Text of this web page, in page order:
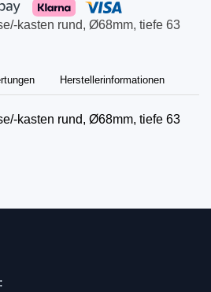
kasten rund, Ø68mm, tiefe 63
Herstellerinformationen
kasten rund, Ø68mm, tiefe 63